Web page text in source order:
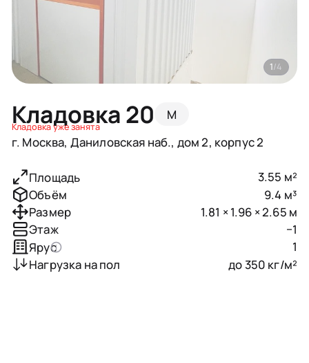
Кладовка 20 M
Кладовка уже занята
г. Москва, Даниловская наб., дом 2, корпус 2
1/4
Площадь
3.55 м²
Объём
9.4 м³
Размер
1.81 × 1.96 × 2.65 м
Этаж
−1
Ярус
1
Нагрузка на пол
до 350 кг/м²